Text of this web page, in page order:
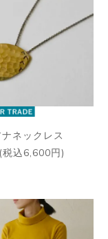
ネックレス
込6,600円)